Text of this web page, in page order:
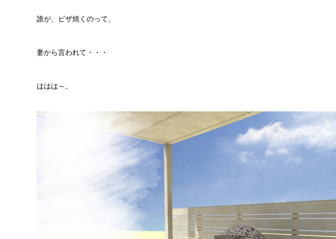
誰が、ピザ焼くのって、
妻から言われて・・・
ははは～。